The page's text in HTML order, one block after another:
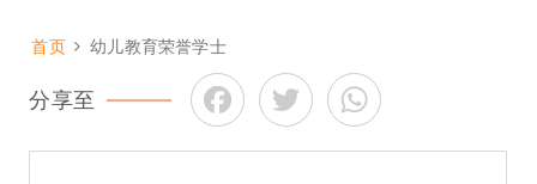
面
包
首页 幼儿教育荣誉学士
分享至 FacebookTwitter